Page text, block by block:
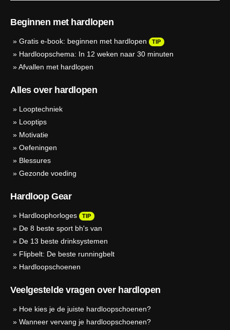
Beginnen met hardlopen
» Gratis e-book: beginnen met hardlopen TIP
» Hardloopschema: In 12 weken naar 30 minuten
»Afvallen met hardlopen
Alles over hardlopen
» Looptechniek
» Looptips
» Motivatie
» Oefeningen
» Blessures
» Gezonde voeding
Hardloop Gear
» Hardloophorloges TIP
» De 8 beste sport bh's van
» De 13 beste drinksystemen
» Flipbelt: De beste runningbelt
» Hardloopschoenen
Veelgestelde vragen over hardlopen
» Hoe kies je de juiste hardloopschoenen?
» Wanneer vervang je hardloopschoenen?